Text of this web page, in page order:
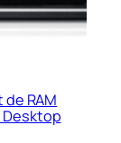
RAM
Desktop